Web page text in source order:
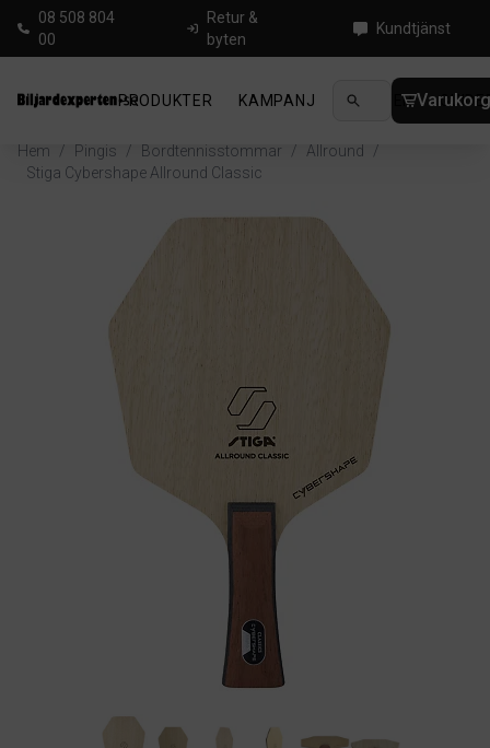
08 508 804
00
Retur &
byten
Kundtjänst
PRODUKTER KAMPANJ NYHETER
Hem / Pingis / Bordtennisstommar / Allround
/
Stiga Cybershape Allround Classic